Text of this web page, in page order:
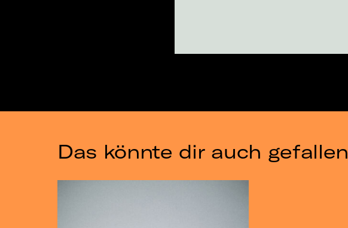
Das könnte dir auch gefallen